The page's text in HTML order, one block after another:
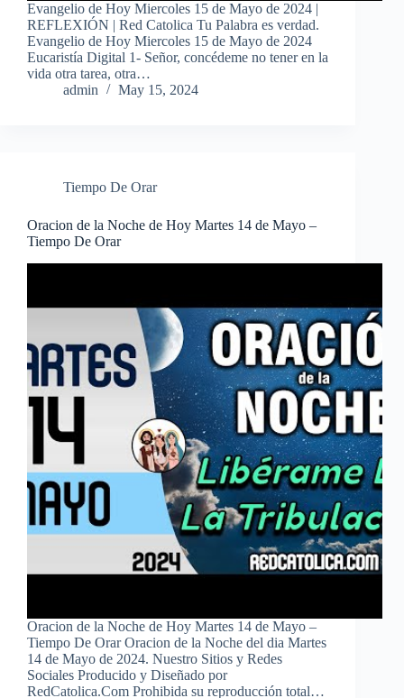
Evangelio de Hoy Miercoles 15 de Mayo de 2024 |
REFLEXIÓN | Red Catolica Tu Palabra es verdad.
Evangelio de Hoy Miercoles 15 de Mayo de 2024
Eucaristía Digital 1- Señor, concédeme no tener en la
vida otra tarea, otra…
admin
May 15, 2024
Tiempo De Orar
Oracion de la Noche de Hoy Martes 14 de Mayo –
Tiempo De Orar
Oracion de la Noche de Hoy Martes 14 de Mayo –
Tiempo De Orar Oracion de la Noche del dia Martes
14 de Mayo de 2024. Nuestro Sitios y Redes
Sociales Producido y Diseñado por
RedCatolica.Com Prohibida su reproducción total…